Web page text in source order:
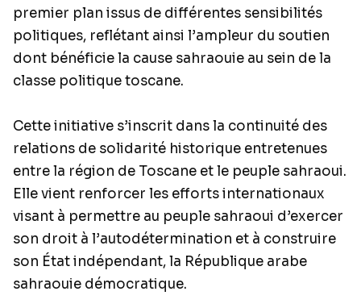
premier plan issus de différentes sensibilités
politiques, reflétant ainsi l’ampleur du soutien
dont bénéficie la cause sahraouie au sein de la
classe politique toscane.
Cette initiative s’inscrit dans la continuité des
relations de solidarité historique entretenues
entre la région de Toscane et le peuple sahraoui.
Elle vient renforcer les efforts internationaux
visant à permettre au peuple sahraoui d’exercer
son droit à l’autodétermination et à construire
son État indépendant, la République arabe
sahraouie démocratique.